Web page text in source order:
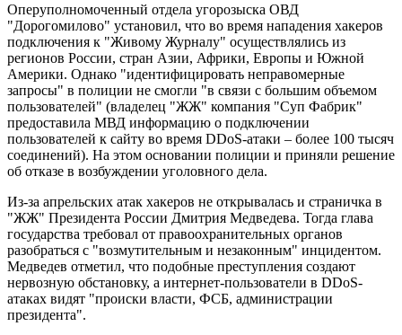
Оперуполномоченный отдела угорозыска ОВД
"Дорогомилово" установил, что во время нападения хакеров
подключения к "Живому Журналу" осуществлялись из
регионов России, стран Азии, Африки, Европы и Южной
Америки. Однако "идентифицировать неправомерные
запросы" в полиции не смогли "в связи с большим объемом
пользователей" (владелец "ЖЖ" компания "Суп Фабрик"
предоставила МВД информацию о подключении
пользователей к сайту во время DDoS-атаки – более 100 тысяч
соединений). На этом основании полиции и приняли решение
об отказе в возбуждении уголовного дела.
Из-за апрельских атак хакеров не открывалась и страничка в
"ЖЖ" Президента России Дмитрия Медведева. Тогда глава
государства требовал от правоохранительных органов
разобраться с "возмутительным и незаконным" инцидентом.
Медведев отметил, что подобные преступления создают
нервозную обстановку, а интернет-пользователи в DDoS-
атаках видят "происки власти, ФСБ, администрации
президента".